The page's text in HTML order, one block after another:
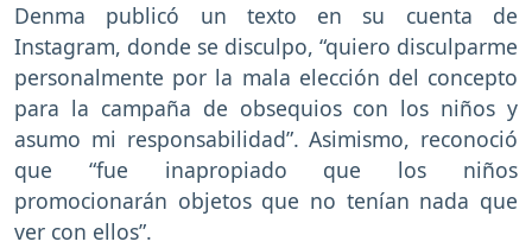
Denma publicó un texto en su cuenta de
Instagram, donde se disculpo, “quiero disculparme
personalmente por la mala elección del concepto
para la campaña de obsequios con los niños y
asumo mi responsabilidad”. Asimismo, reconoció
que “fue inapropiado que los niños
promocionarán objetos que no tenían nada que
ver con ellos”.